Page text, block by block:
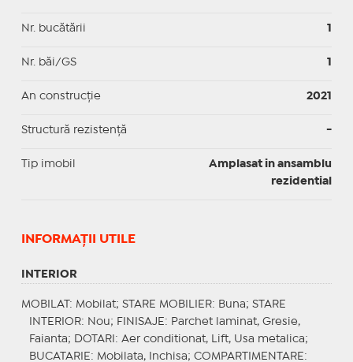
Nr. bucătării 1
Nr. băi/GS 1
An construcție 2021
Structură rezistență -
Tip imobil
Amplasat in ansamblu
rezidential
INFORMAŢII UTILE
INTERIOR
MOBILAT : Mobilat; STARE MOBILIER: Buna; STARE
INTERIOR: Nou; FINISAJE : Parchet laminat, Gresie,
Faianta;
DOTARI : Aer conditionat, Lift, Usa metalica;
BUCATARIE : Mobilata, Inchisa; COMPARTIMENTARE :